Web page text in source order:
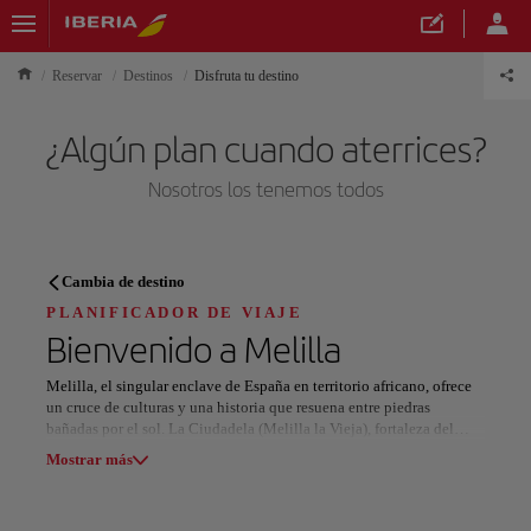
Reservar Destinos Disfruta tu destino
¿Algún plan cuando aterrices?
Nosotros los tenemos todos
PLANIFICADOR DE VIAJE
Descubre tu próximo destino
Nuestros destinos
Cambia de destino
PLANIFICADOR DE VIAJE
Bienvenido a Melilla
Melilla, el singular enclave de España en territorio africano, ofrece
un cruce de culturas y una historia que resuena entre piedras
bañadas por el sol. La Ciudadela (Melilla la Vieja), fortaleza del
siglo XV sobre acantilados mediterráneos, se extiende en cuatro
Mostrar más